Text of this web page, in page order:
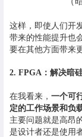
这样，即使人们开
带来的性能提升也
要在其他方面带来
2. FPGA：解决暗
在我看来， 一个可
定的工作场景和负
主要问题就是高昂
是设计者还是使用